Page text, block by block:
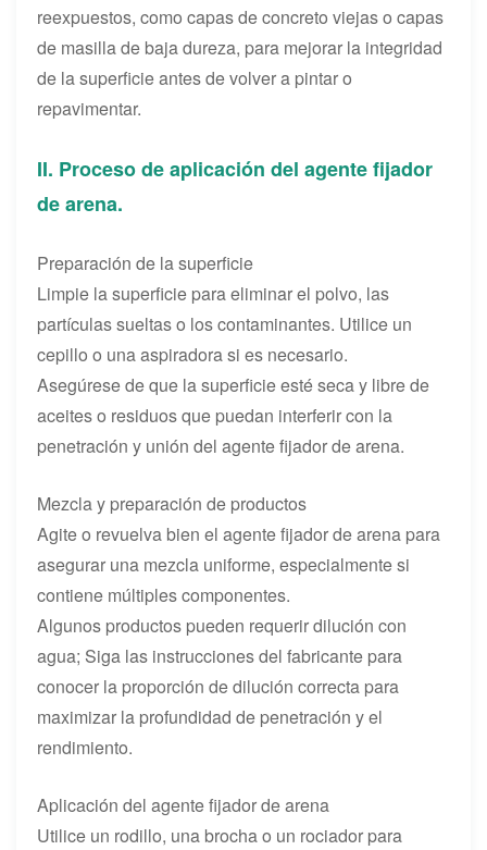
reexpuestos, como capas de concreto viejas o capas
de masilla de baja dureza, para mejorar la integridad
de la superficie antes de volver a pintar o
repavimentar.
II. Proceso de aplicación del agente fijador
de arena.
Preparación de la superficie
Limpie la superficie para eliminar el polvo, las
partículas sueltas o los contaminantes. Utilice un
cepillo o una aspiradora si es necesario.
Asegúrese de que la superficie esté seca y libre de
aceites o residuos que puedan interferir con la
penetración y unión del agente fijador de arena.
Mezcla y preparación de productos
Agite o revuelva bien el agente fijador de arena para
asegurar una mezcla uniforme, especialmente si
contiene múltiples componentes.
Algunos productos pueden requerir dilución con
agua; Siga las instrucciones del fabricante para
conocer la proporción de dilución correcta para
maximizar la profundidad de penetración y el
rendimiento.
Aplicación del agente fijador de arena
Utilice un rodillo, una brocha o un rociador para